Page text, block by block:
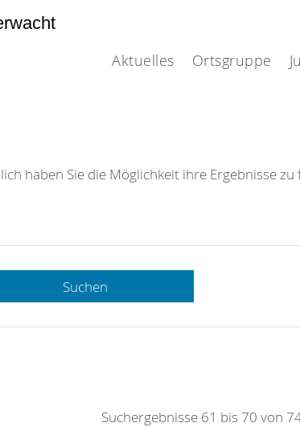
Aktuelles Ortsgruppe
haben Sie die Möglichkeit ihre Ergebnisse zu
Suchen
Suchergebnisse 61 bis 70 von